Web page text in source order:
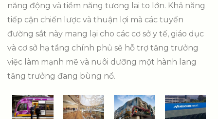
năng động và tiềm năng tương lai to lớn. Khả năng
tiếp cận chiến lược và thuận lợi mà các tuyến
đường sắt này mang lại cho các cơ sở y tế, giáo dục
và cơ sở hạ tầng chính phủ sẽ hỗ trợ tăng trưởng
việc làm mạnh mẽ và nuôi dưỡng một hành lang
tăng trưởng đang bùng nổ.